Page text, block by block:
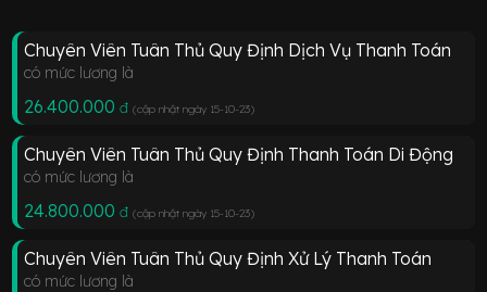
Chuyên Viên Tuân Thủ Quy Định Dịch Vụ Thanh Toán
có mức lương là
26.400.000 đ (cập nhật ngày 15-10-23)
Chuyên Viên Tuân Thủ Quy Định Thanh Toán Di Động
có mức lương là
24.800.000 đ (cập nhật ngày 15-10-23)
Chuyên Viên Tuân Thủ Quy Định Xử Lý Thanh Toán
có mức lương là